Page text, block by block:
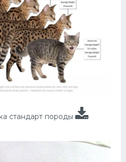
стандарт породы